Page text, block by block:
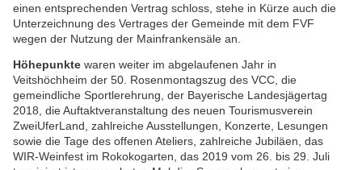
einen entsprechenden Vertrag schloss, stehe in Kürze auch die
Unterzeichnung des Vertrages der Gemeinde mit dem FVF
wegen der Nutzung der Mainfrankensäle an.
Höhepunkte waren weiter im abgelaufenen Jahr in
Veitshöchheim der 50. Rosenmontagszug des VCC, die
gemeindliche Sportlerehrung, der Bayerische Landesjägertag
2018, die Auftaktveranstaltung des neuen Tourismusverein
ZweiUferLand, zahlreiche Ausstellungen, Konzerte, Lesungen
sowie die Tage des offenen Ateliers, zahlreiche Jubiläen, das
WIR-Weinfest im Rokokogarten, das 2019 vom 26. bis 29. Juli